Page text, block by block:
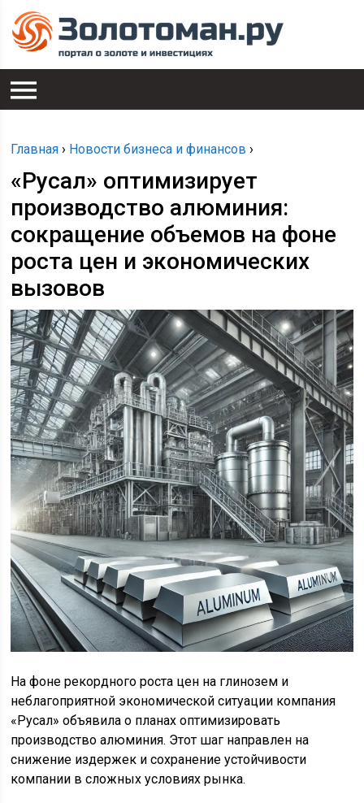
Главная › Новости бизнеса и финансов ›
«Русал» оптимизирует
производство алюминия:
сокращение объемов на фоне
роста цен и экономических
вызовов
На фоне рекордного роста цен на глинозем и
неблагоприятной экономической ситуации компания
«Русал» объявила о планах оптимизировать
производство алюминия. Этот шаг направлен на
снижение издержек и сохранение устойчивости
компании в сложных условиях рынка.